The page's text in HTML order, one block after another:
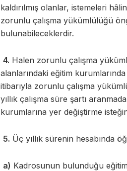
kaldırılmış olanlar, istemeleri
zorunlu çalışma yükümlülüğü
bulunabileceklerdir.
4. Halen zorunlu çalışma
alanlarındaki eğitim
itibarıyla zorunlu çalışma
yıllık çalışma süre şartı
kurumlarına yer değiştirme
5. Üç yıllık sürenin hesabında
a) Kadrosunun bulunduğu